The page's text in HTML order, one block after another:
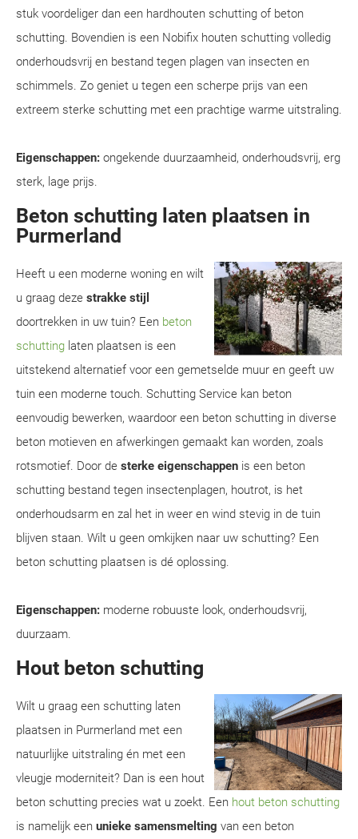
stuk voordeliger dan een hardhouten schutting of beton
schutting. Bovendien is een Nobifix houten schutting volledig
onderhoudsvrij en bestand tegen plagen van insecten en
schimmels. Zo geniet u tegen een scherpe prijs van een
extreem sterke schutting met een prachtige warme uitstraling.
Eigenschappen: ongekende duurzaamheid, onderhoudsvrij, erg
sterk, lage prijs.
Beton schutting laten plaatsen in
Purmerland
Heeft u een moderne woning en wilt
u graag deze strakke stijl
doortrekken in uw tuin? Een beton
schutting laten plaatsen is een
uitstekend alternatief voor een gemetselde muur en geeft uw
tuin een moderne touch. Schutting Service kan beton
eenvoudig bewerken, waardoor een beton schutting in diverse
beton motieven en afwerkingen gemaakt kan worden, zoals
rotsmotief. Door de sterke eigenschappen is een beton
schutting bestand tegen insectenplagen, houtrot, is het
onderhoudsarm en zal het in weer en wind stevig in de tuin
blijven staan. Wilt u geen omkijken naar uw schutting? Een
beton schutting plaatsen is dé oplossing.
Eigenschappen: moderne robuuste look, onderhoudsvrij,
duurzaam.
Hout beton schutting
Wilt u graag een schutting laten
plaatsen in Purmerland met een
natuurlijke uitstraling én met een
vleugje moderniteit? Dan is een hout
beton schutting precies wat u zoekt. Een hout beton schutting
is namelijk een unieke samensmelting van een beton